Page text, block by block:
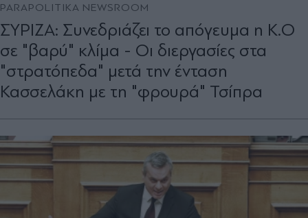
PARAPOLITIKA NEWSROOM
ΣΥΡΙΖΑ: Συνεδριάζει το απόγευμα η Κ.Ο
σε "βαρύ" κλίμα - Οι διεργασίες στα
"στρατόπεδα" μετά την ένταση
Κασσελάκη με τη "φρουρά" Τσίπρα